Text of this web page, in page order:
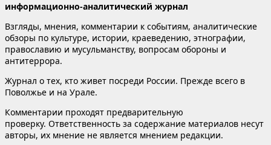
информационно-аналитический журнал
Взгляды, мнения, комментарии к событиям, аналитические
обзоры по культуре, истории, краеведению, этнографии,
православию и мусульманству, вопросам обороны и
антитеррора.
Журнал о тех, кто живет посреди России. Прежде всего в
Поволжье и на Урале.
Комментарии проходят предварительную
проверку. Ответственность за содержание материалов несут
авторы, их мнение не является мнением редакции.